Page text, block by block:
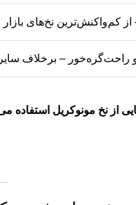
کم‌واکنش‌ترین نخ‌های بازار
راحت‌گره‌خور – برخلاف سایر
از نخ مونوکریل استفاده